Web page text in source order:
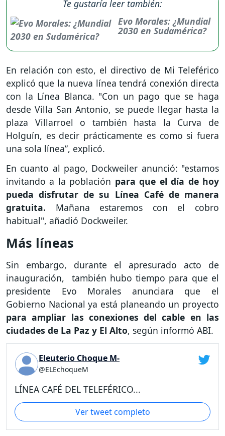
Te gustaría leer también:
Evo Morales: ¿Mundial
2030 en Sudamérica?
En relación con esto, el directivo de Mi Teleférico
explicó que la nueva línea tendrá conexión directa
con la Línea Blanca. "Con un pago que se haga
desde Villa San Antonio, se puede llegar hasta la
plaza Villarroel o también hasta la Curva de
Holguín, es decir prácticamente es como si fuera
una sola línea”, explicó.
En cuanto al pago, Dockweiler anunció: "estamos
invitando a la población para que el día de hoy
pueda disfrutar de su Línea Café de manera
gratuita. Mañana estaremos con el cobro
habitual", añadió Dockweiler.
Más líneas
Sin embargo, durante el apresurado acto de
inauguración, también hubo tiempo para que el
presidente Evo Morales anunciara que el
Gobierno Nacional ya está planeando un proyecto
para ampliar las conexiones del cable en las
ciudades de La Paz y El Alto, según informó ABI.
Eleuterio Choque M-
@ELEchoqueM
LÍNEA CAFÉ DEL TELEFÉRICO...
Ver tweet completo